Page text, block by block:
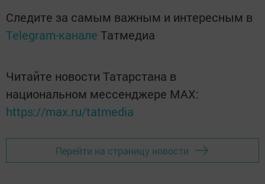
Следите за самым важным и интересным в
Telegram-канале Татмедиа
Читайте новости Татарстана в
национальном мессенджере MАХ:
https://max.ru/tatmedia
Перейти на страницу новости